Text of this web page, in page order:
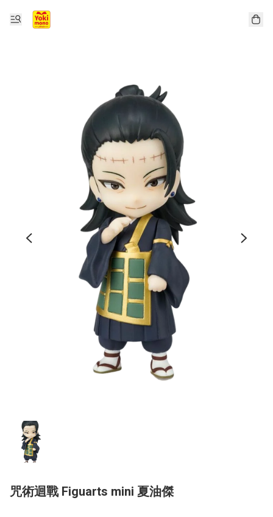
咒術迴戰 Figuarts mini 夏油傑